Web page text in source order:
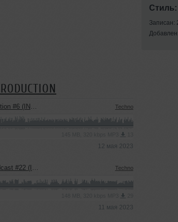
PODCAST) Techno
12 мая 2023
ON MUSIC) Techno
11 мая 2023
Стиль:
Записан: